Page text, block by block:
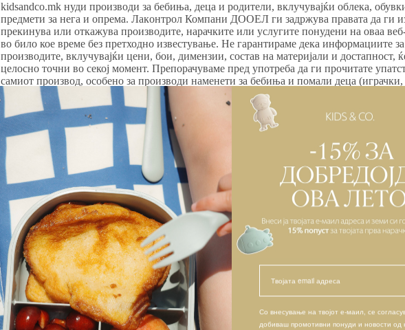
kidsandco.mk нуди производи за бебиња, деца и родители, вклучувајќи облека,
предмети за нега и опрема. Лакoнтрол Компани ДООЕЛ ги задржува правата да ги
прекинува или откажува производите, нарачките или услугите понудени на оваа
во било кое време без претходно известување. Не гарантираме дека информациите за
производите, вклучувајќи цени, бои, димензии, состав на материјали и достапност,
целосно точни во секој момент. Препорачуваме пред употреба да ги прочитате
самиот производ, особено за производи наменети за бебиња и помали деца
цуцли и сл.).
5. Безбедност на детски производи
Сите производи кои ги нудиме се избрани со посебно внимание на безбедноста на
согласност со релевантните стандарди на производителите. Возрасните ознаки (нпр.
раѓање") се препораки на производителот и мора да се почитуваат. Лакoнтрол
не сноси одговорност за штети кои произлегуваат од употреба на производот
упатствата на производителот или на возрасната ознака.
6. Производи на преднарачка
Производите што се на преднарачка не подлежат на веќе постоечки попусти,
промотивни понуди. Цената наведена за преднарачка е фиксна и не подлежи на
поврзани со тековни кампањи.
7. Плаќање
Со внесување на твојот е-маил, се
добиваш промотивни понуди и новости